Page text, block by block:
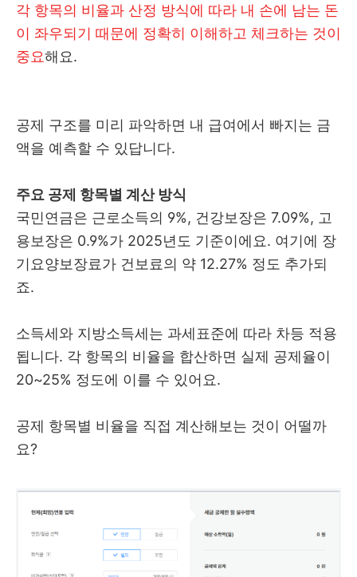
각 항목의 비율과 산정 방식에 따라 내 손에 남는 돈
이 좌우되기 때문에 정확히 이해하고 체크하는 것이
중요해요.
공제 구조를 미리 파악하면 내 급여에서 빠지는 금
액을 예측할 수 있답니다.
주요 공제 항목별 계산 방식
국민연금은 근로소득의 9%, 건강보장은 7.09%, 고
용보장은 0.9%가 2025년도 기준이에요. 여기에 장
기요양보장료가 건보료의 약 12.27% 정도 추가되
죠.
소득세와 지방소득세는 과세표준에 따라 차등 적용
됩니다. 각 항목의 비율을 합산하면 실제 공제율이
20~25% 정도에 이를 수 있어요.
공제 항목별 비율을 직접 계산해보는 것이 어떨까
요?